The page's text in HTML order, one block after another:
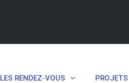
LES RENDEZ-VOUS PROJETS